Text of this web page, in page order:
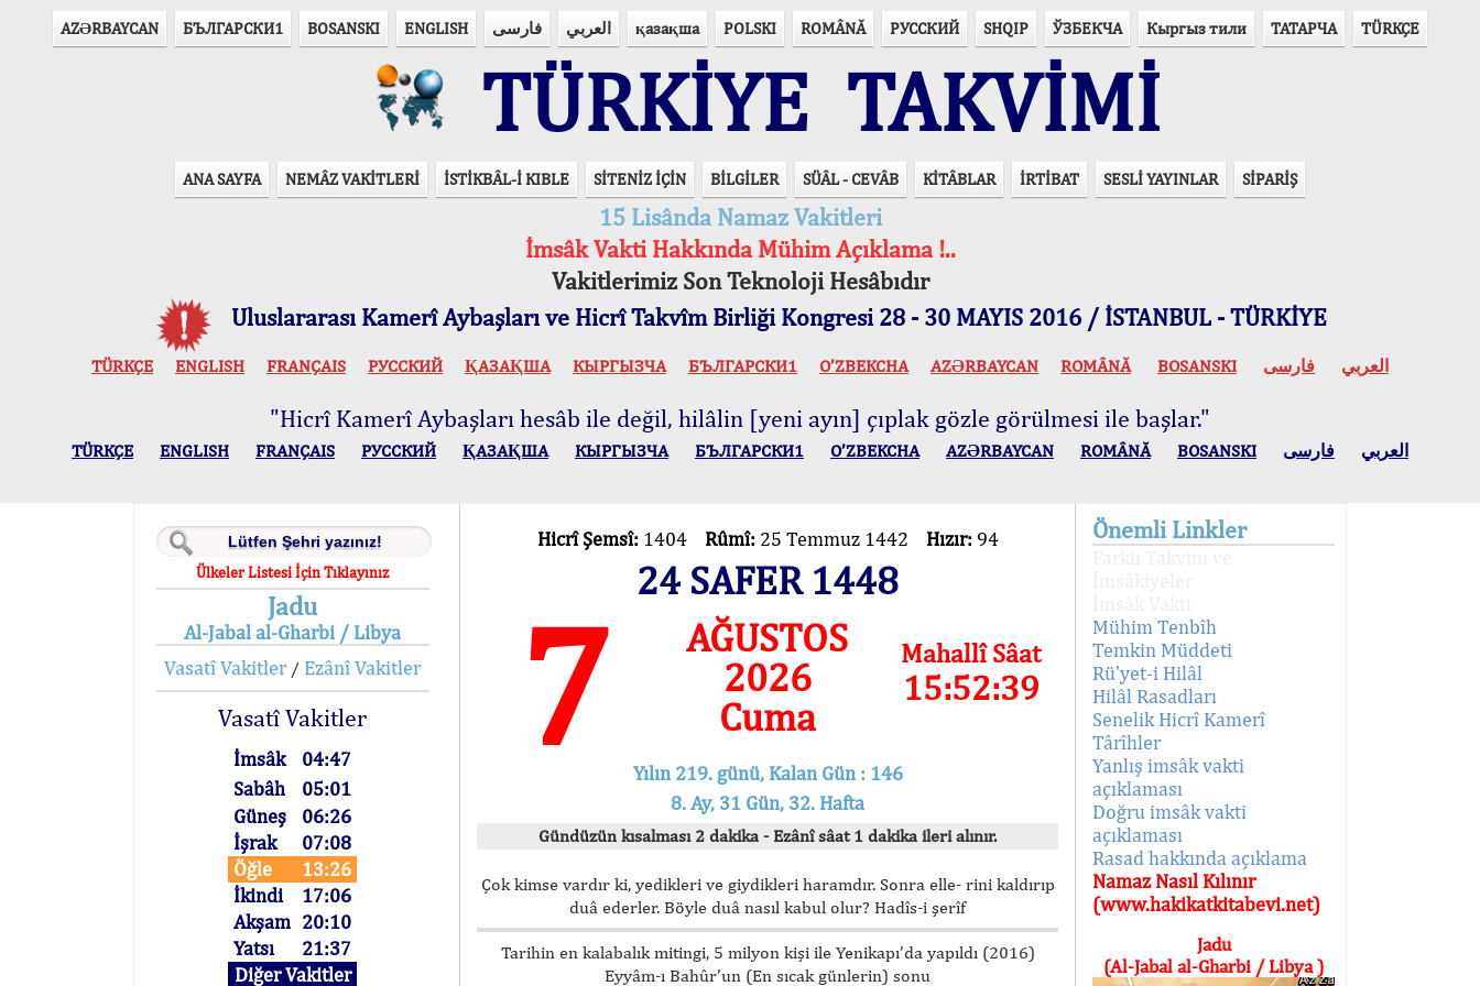
AZӘRBAYCAN БЪЛГАРСКИ1 BOSANSKI ENGLISH فارسی العربي қазақша POLSKI ROMÂNĂ РУССКИЙ SHQIP ЎЗБЕКЧА Кыргыз тили ТАТАРЧА TÜRKÇE
TÜRKİYE TAKVİMİ
ANA SAYFA NEMÂZ VAKİTLERİ İSTİKBÂL-İ KIBLE SİTENİZ İÇİN BİLGİLER SÜÂL - CEVÂB KİTÂBLAR İRTİBAT SESLİ YAYINLAR SİPARİŞ
15 Lisânda Namaz Vakitleri
İmsâk Vakti Hakkında Mühim Açıklama !..
Vakitlerimiz Son Teknoloji Hesâbıdır
Uluslararası Kamerî Aybaşları ve Hicrî Takvîm Birliği Kongresi 28 - 30 MAYIS 2016 / İSTANBUL - TÜRKİYE
TÜRKÇE ENGLISH FRANÇAIS РУССКИЙ ҚАЗАҚША КЫPГЫЗЧA БЪЛГАРСКИ1 O’ZBEKCHA AZӘRBAYCAN ROMÂNĂ BOSANSKI العربي فارسی
"Hicrî Kamerî Aybaşları hesâb ile değil, hilâlin [yeni ayın] çıplak gözle görülmesi ile başlar."
TÜRKÇE ENGLISH FRANÇAIS РУССКИЙ ҚАЗАҚША КЫPГЫЗЧA БЪЛГАРСКИ1 O’ZBEKCHA AZӘRBAYCAN ROMÂNĂ BOSANSKI العربي فارسی
Ülkeler Listesi İçin Tıklayınız
Jadu
Al-Jabal al-Gharbi / Libya
Vasatî Vakitler/ Ezânî Vakitler
Vasatî Vakitler
İmsâk
04:47
Sabâh
05:01
Güneş
06:26
İşrak
07:08
Öğle
13:26
İkindi
17:06
Akşam 20:10
Yatsı
21:37
Diğer Vakitler
Hicrî Şemsî: 1404 Rûmî: 25 Temmuz 1442 Hızır: 94
24 SAFER 1448
7
AĞUSTOS
2026
Cuma
Mahallî Sâat
15:52:39
Yılın 219. günü, Kalan Gün : 146
8. Ay, 31 Gün, 32. Hafta
Gündüzün kısalması 2 dakika - Ezânî sâat 1 dakika ileri alınır.
Çok kimse vardır ki, yedikleri ve giydikleri haramdır. Sonra elle- rini kaldırıp
duâ ederler. Böyle duâ nasıl kabul olur? Hadîs-i şerîf
Tarihin en kalabalık mitingi, 5 milyon kişi ile Yenikapı’da yapıldı (2016)
Eyyâm-ı Bahûr’un (En sıcak günlerin) sonu
Önemli Linkler
Mühim Tenbîh
Temkin Müddeti
Rü'yet-i Hilâl
Hilâl Rasadları
Senelik Hicrî Kamerî
Târîhler
Yanlış imsâk vakti
açıklaması
Doğru imsâk vakti
açıklaması
Rasad hakkında açıklama
Namaz Nasıl Kılınır
(www.hakikatkitabevi.net)
Jadu
(Al-Jabal al-Gharbi / Libya )